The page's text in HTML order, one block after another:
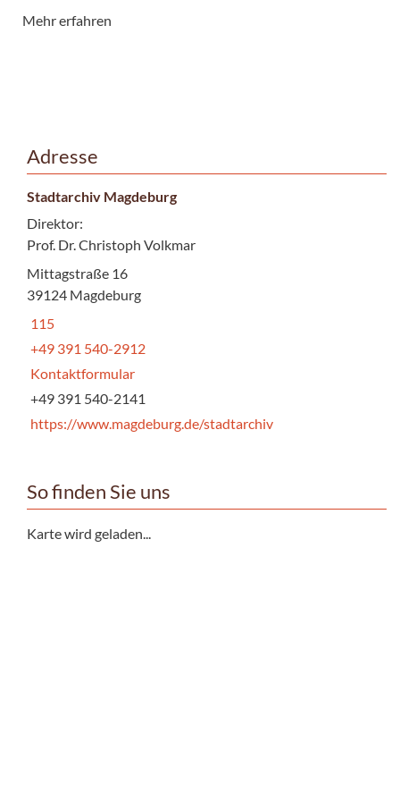
Mehr erfahren
Adresse
Stadtarchiv Magdeburg
Direktor:
Prof. Dr. Christoph Volkmar
Mittagstraße 16
39124 Magdeburg
115
+49 391 540-2912
Kontaktformular
+49 391 540-2141
https://www.magdeburg.de/stadtarchiv
So finden Sie uns
Karte wird geladen...